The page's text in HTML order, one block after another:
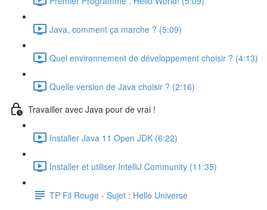
Java, comment ça marche ? (5:09)
Quel environnement de développement choisir ? (4:13)
Quelle version de Java choisir ? (2:16)
Travailler avec Java pour de vrai !
Installer Java 11 Open JDK (6:22)
Installer et utiliser IntelliJ Community (11:35)
TP Fil Rouge - Sujet : Hello Universe